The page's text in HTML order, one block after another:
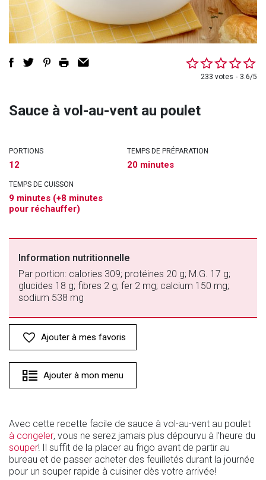
233 votes 3.6/5
Sauce à vol-au-vent au poulet
PORTIONS
12
TEMPS DE PRÉPARATION
20 minutes
TEMPS DE CUISSON
9 minutes (+8 minutes
pour réchauffer)
Information nutritionnelle
Par portion: calories 309; protéines 20 g; M.G. 17 g;
glucides 18 g; fibres 2 g; fer 2 mg; calcium 150 mg;
sodium 538 mg
Ajouter à mes favoris
Ajouter à mon menu
Avec cette recette facile de sauce à vol-au-vent au poulet
à congeler, vous ne serez jamais plus dépourvu à l’heure du
souper! Il suffit de la placer au frigo avant de partir au
bureau et de passer acheter des feuilletés durant la journée
pour un souper rapide à cuisiner dès votre arrivée!